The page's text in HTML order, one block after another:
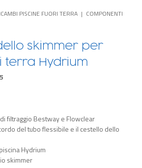
PISCINE FUORI TERRA
COMPONENTI
skimmer per
terra Hydrium
filtraggio Bestway e Flowclear
del tubo flessibile e il cestello dello
Hydrium
skimmer